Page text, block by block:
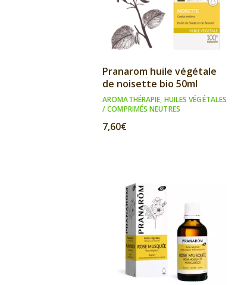
Pranarom huile végétale
de noisette bio 50ml
AROMATHÉRAPIE, HUILES VÉGÉTALES
/ COMPRIMÉS NEUTRES
7,60€